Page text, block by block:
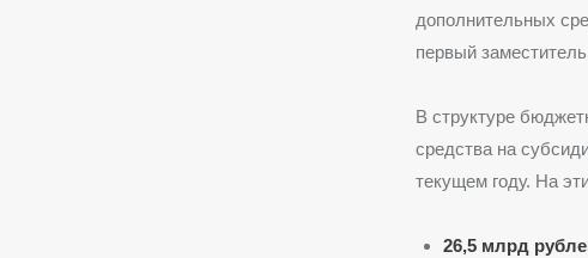
дополнительных
первый
В структуре
средства на
текущем году. На
26,5 млрд